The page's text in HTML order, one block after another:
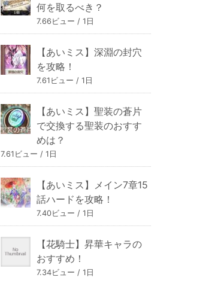
何を取るべき？
7.66ビュー / 1日
【あいミス】深淵の封穴
を攻略！
7.61ビュー / 1日
【あいミス】聖装の蒼片
で交換する聖装のおすす
めは？
7.61ビュー / 1日
【あいミス】メイン7章15
話ハードを攻略！
7.40ビュー / 1日
【花騎士】昇華キャラの
おすすめ！
7.34ビュー / 1日